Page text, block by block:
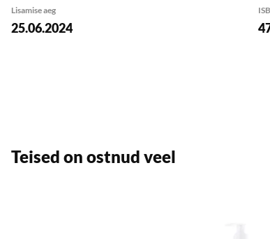
Lisamise aeg
25.06.2024
Teised on ostnud veel